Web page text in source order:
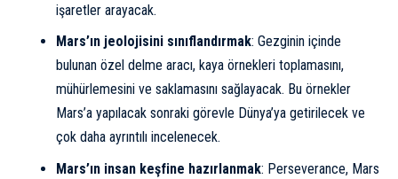
işaretler arayacak.
Mars’ın jeolojisini sınıflandırmak: Gezginin içinde
bulunan özel delme aracı, kaya örnekleri toplamasını,
mühürlemesini ve saklamasını sağlayacak. Bu örnekler
Mars’a yapılacak sonraki görevle Dünya’ya getirilecek ve
çok daha ayrıntılı incelenecek.
Mars’ın insan keşfine hazırlanmak: Perseverance, Mars